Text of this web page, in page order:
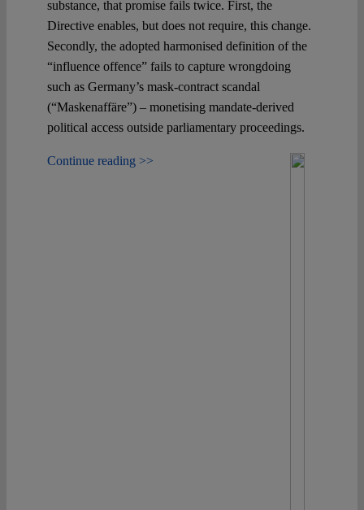
substance, that promise fails twice. First, the
Directive enables, but does not require, this change.
Secondly, the adopted harmonised definition of the
“influence offence” fails to capture wrongdoing
such as Germany’s mask-contract scandal
(“Maskenaffäre”) – monetising mandate-derived
political access outside parliamentary proceedings.
Continue reading >>